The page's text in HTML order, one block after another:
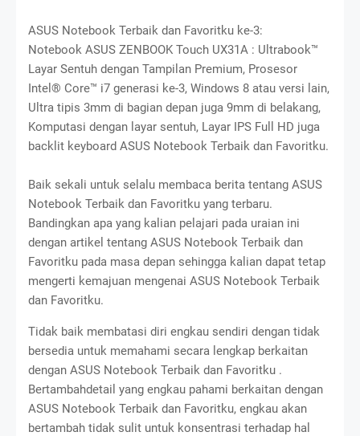
ASUS Notebook Terbaik dan Favoritku ke-3:
Notebook ASUS ZENBOOK Touch UX31A : Ultrabook™
Layar Sentuh dengan Tampilan Premium, Prosesor
Intel® Core™ i7 generasi ke-3, Windows 8 atau versi lain,
Ultra tipis 3mm di bagian depan juga 9mm di belakang,
Komputasi dengan layar sentuh, Layar IPS Full HD juga
backlit keyboard ASUS Notebook Terbaik dan Favoritku.
Baik sekali untuk selalu membaca berita tentang ASUS
Notebook Terbaik dan Favoritku yang terbaru.
Bandingkan apa yang kalian pelajari pada uraian ini
dengan artikel tentang ASUS Notebook Terbaik dan
Favoritku pada masa depan sehingga kalian dapat tetap
mengerti kemajuan mengenai ASUS Notebook Terbaik
dan Favoritku.
Tidak baik membatasi diri engkau sendiri dengan tidak
bersedia untuk memahami secara lengkap berkaitan
dengan ASUS Notebook Terbaik dan Favoritku .
Bertambahdetail yang engkau pahami berkaitan dengan
ASUS Notebook Terbaik dan Favoritku, engkau akan
bertambah tidak sulit untuk konsentrasi terhadap hal